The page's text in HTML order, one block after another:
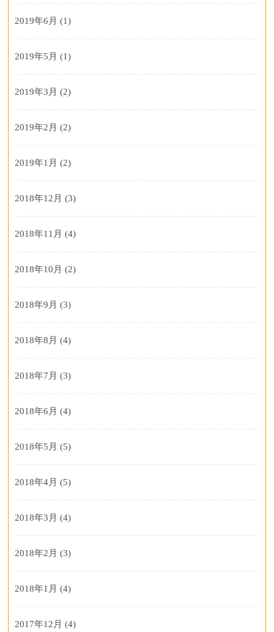
2019年6月 (1)
2019年5月 (1)
2019年3月 (2)
2019年2月 (2)
2019年1月 (2)
2018年12月 (3)
2018年11月 (4)
2018年10月 (2)
2018年9月 (3)
2018年8月 (4)
2018年7月 (3)
2018年6月 (4)
2018年5月 (5)
2018年4月 (5)
2018年3月 (4)
2018年2月 (3)
2018年1月 (4)
2017年12月 (4)